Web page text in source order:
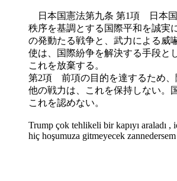
日本国憲法第九条 第1項 日本国
秩序を基調とする国際平和を誠実
の発動たる戦争と、武力による威
使は、国際紛争を解決する手段と
これを放棄する。
第2項 前項の目的を達するため、
他の戦力は、これを保持しない。
これを認めない。
Trump çok tehlikeli bir kapıyı araladı ,
hiç hoşumuza gitmeyecek zannedersem